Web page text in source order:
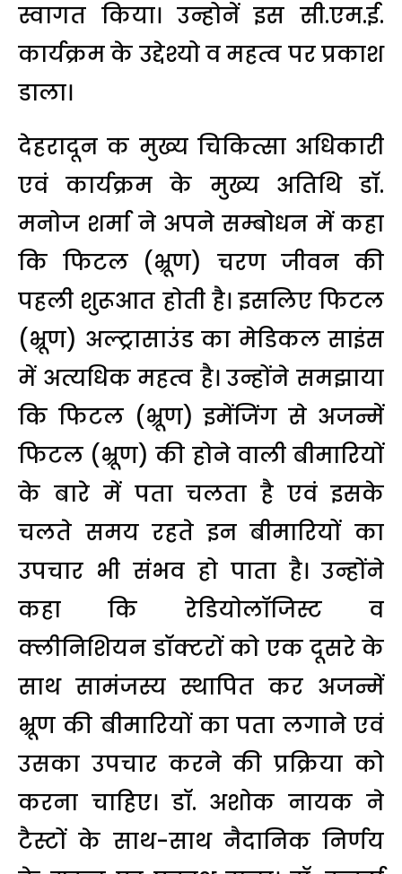
स्वागत किया। उन्होनें इस सी.एम.ई.
कार्यक्रम के उद्देश्यो व महत्व पर प्रकाश
डाला।
देहरादून क मुख्य चिकित्सा अधिकारी
एवं कार्यक्रम के मुख्य अतिथि डॉ.
मनोज शर्मा ने अपने सम्बोधन में कहा
कि फिटल (भ्रूण) चरण जीवन की
पहली शुरूआत होती है। इसलिए फिटल
(भ्रूण) अल्ट्रासाउंड का मेडिकल साइंस
में अत्यधिक महत्व है। उन्होंने समझाया
कि फिटल (भ्रूण) इमेंजिंग से अजन्में
फिटल (भ्रूण) की होने वाली बीमारियों
के बारे में पता चलता है एवं इसके
चलते समय रहते इन बीमारियों का
उपचार भी संभव हो पाता है। उन्होंने
कहा कि रेडियोलाॅजिस्ट व
क्लीनिशियन डॉक्टरों को एक दूसरे के
साथ सामंजस्य स्थापित कर अजन्में
भ्रूण की बीमारियों का पता लगाने एवं
उसका उपचार करने की प्रक्रिया को
करना चाहिए। डॉ. अशोक नायक ने
टैस्टों के साथ-साथ नैदानिक निर्णय